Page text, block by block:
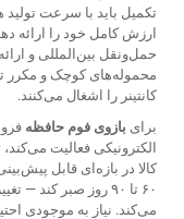
تکمیل باید با سرعت تولید
ارزش کامل خود را ارائه
حمل‌ونقل بین‌المللی و
محموله‌های کوچک و مکرر
کانتینر را اشغال می‌کنند.
برای بازوی فوم حافظه
کالا در بازه‌ای قابل
۶۰ تا ۹۰ روز صبر
می‌کند. نیاز به موجودی